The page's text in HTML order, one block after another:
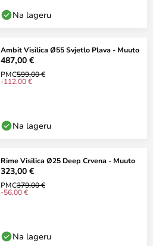
Na lageru
Ambit Visilica Ø55 Svjetlo Plava - Muuto
487,00 €
PMC599,00 €
-112,00 €
Na lageru
Rime Visilica Ø25 Deep Crvena - Muuto
323,00 €
PMC379,00 €
-56,00 €
Na lageru